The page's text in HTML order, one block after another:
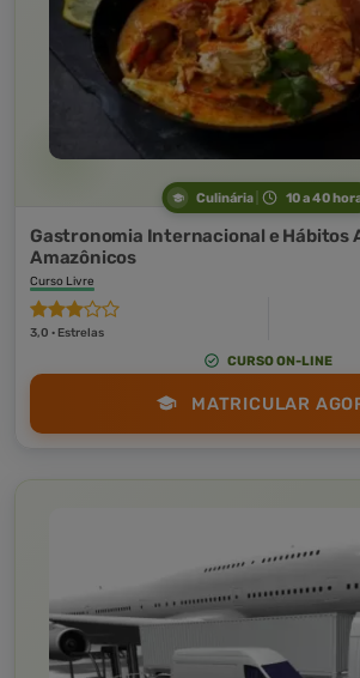
Culinária 10 a 40
Gastronomia Internacional e Hábitos
Amazônicos
Curso Livre
3,0 · Estrelas
CURSO ON-LINE
MATRICULAR